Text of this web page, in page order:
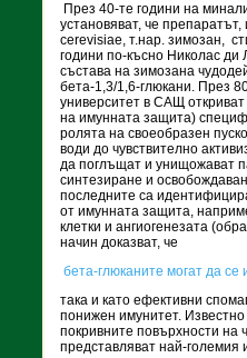
През 40-те години на
установяват, че
cerevisiae, т.нар. зимозан,
години по-късно Николас
състава на зимозана
бета-1,3/1,6-глюкани. През
университет в САЩ
на имунната защита)
ролята на своеобразен
води до чувствително
да поглъщат и унищожават
синтезиране и
последните са
от имунната защита,
клетки и ангиогенезата
начин доказват, че
бета-глюканите могат да се
така и като ефективни
понижен имунитет.
покривните повърхности на
представляват най-